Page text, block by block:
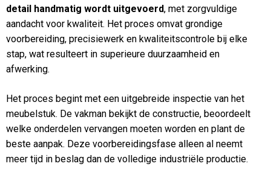
detail handmatig wordt uitgevoerd, met zorgvuldige
aandacht voor kwaliteit. Het proces omvat grondige
voorbereiding, precisiewerk en kwaliteitscontrole bij elke
stap, wat resulteert in superieure duurzaamheid en
afwerking.
Het proces begint met een uitgebreide inspectie van het
meubelstuk. De vakman bekijkt de constructie, beoordeelt
welke onderdelen vervangen moeten worden en plant de
beste aanpak. Deze voorbereidingsfase alleen al neemt
meer tijd in beslag dan de volledige industriële productie.